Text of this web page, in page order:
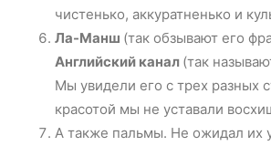
чистенько, аккуратненько и
Ла-Манш (так обзывают его
Английский канал (так
Мы увидели его с трех разных
красотой мы не уставали
А также пальмы. Не ожидал их